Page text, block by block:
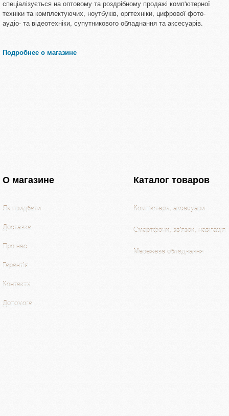
спеціалізується на оптовому та роздрібному продажі комп'ютерної
техніки та комплектуючих, ноутбуків, оргтехніки, цифрової фото-
аудіо- та відеотехніки, супутникового обладнання та аксесуарів.
Подробнее о магазине
О магазине
Як придбати
Доставка
Про нас
Гарантія
Контакти
Допомога
Каталог товаров
Комп'ютери, аксесуари
Смартфони, зв'язок, навігація
Мережеве обладнання